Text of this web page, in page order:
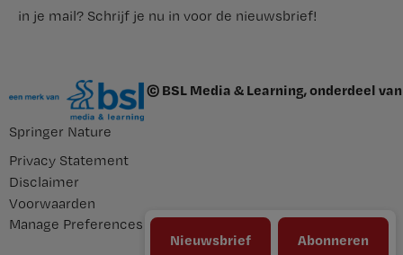
Nieuwsbrief Abonneren
in je mail? Schrijf je nu in voor de nieuwsbrief!
© BSL Media & Learning, onderdeel van
Springer Nature
Privacy Statement
Disclaimer
Voorwaarden
Manage Preferences